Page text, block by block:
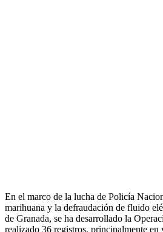
En el marco de la lucha de Policía
marihuana y la defraudación de fluido
de Granada, se ha desarrollado la
realizado 36 registros, principalmente en